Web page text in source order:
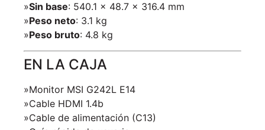
»Sin base: 540.1 × 48.7 × 316.4 mm
»Peso neto: 3.1 kg
»Peso bruto: 4.8 kg
EN LA CAJA
»Monitor MSI G242L E14
»Cable HDMI 1.4b
»Cable de alimentación (C13)